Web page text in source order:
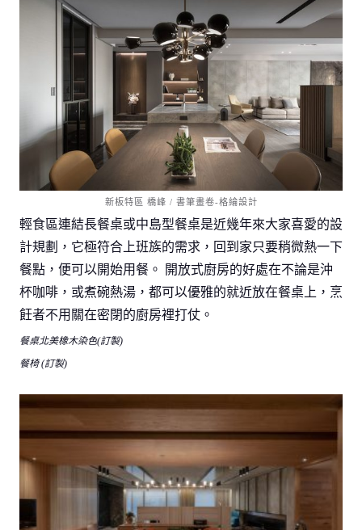
新板特區 橋峰 / 書筆畫卷-格綸設計
輕食區連結長餐桌或中島型餐桌是近幾年來大家喜愛的設
計規劃，它極符合上班族的需求，回到家只要稍微熱一下
餐點，便可以開始用餐。 開放式廚房的好處在不論是沖
杯咖啡，或煮碗熱湯，都可以優雅的就近放在餐桌上，烹
飪者不用關在密閉的廚房裡打仗。
餐桌北美橡木染色(訂製)
餐椅 (訂製)